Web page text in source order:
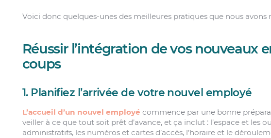
Voici donc quelques-unes des meilleures pratiques que nous avons
Réussir l’intégration de vos nouveaux
coups
1. Planifiez l’arrivée de votre nouvel employé
L’accueil d’un nouvel employé commence par une bonne
veiller à ce que tout soit prêt d’avance, et ça inclut : l’espace et les
administratifs, les numéros et cartes d’accès, l’horaire et le